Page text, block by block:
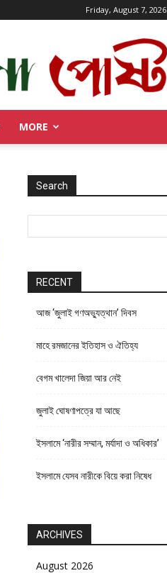
Friday, August 7, 2026
MORE
Search
RECENT
আজ ‘জুলাই গণঅভ্যুত্থান’ দিবস
মাহে রমজানের ইতিহাস ও ঐতিহ্য
বেগম খালেদা জিয়া আর নেই
জুলাই ঘোষণাপত্রে যা আছে
ইসলামে ‘নারীর সম্মান, মর্যাদা ও অধিকার’
ইসলামে যেসব নারীকে বিয়ে করা নিষেধ
ARCHIVES
August 2026